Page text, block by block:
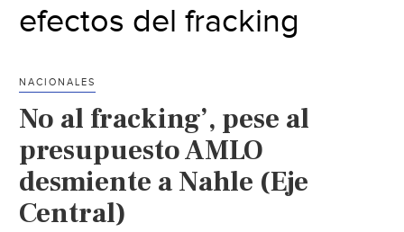
efectos del fracking
NACIONALES
No al fracking’, pese al
presupuesto AMLO
desmiente a Nahle (Eje
Central)